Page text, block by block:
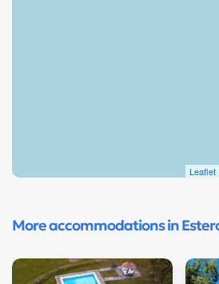
Leaflet
More accommodations in